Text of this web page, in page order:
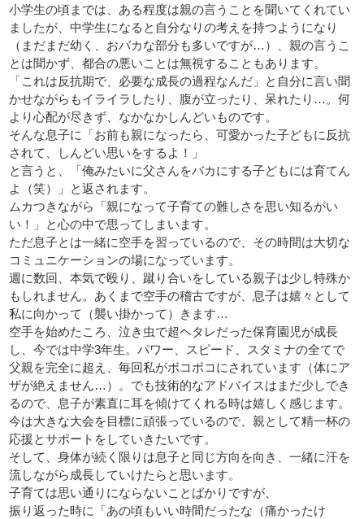
小学生の頃までは、ある程度は親の言うことを聞いてくれてい
ましたが、中学生になると自分なりの考えを持つようになり
（まだまだ幼く、おバカな部分も多いですが…）、親の言うこ
とは聞かず、都合の悪いことは無視することもあります。
「これは反抗期で、必要な成長の過程なんだ」と自分に言い聞
かせながらもイライラしたり、腹が立ったり、呆れたり…。何
より心配が尽きず、なかなかしんどいものです。
そんな息子に「お前も親になったら、可愛かった子どもに反抗
されて、しんどい思いをするよ！」
と言うと、「俺みたいに父さんをバカにする子どもには育てん
よ（笑）」と返されます。
ムカつきながら「親になって子育ての難しさを思い知るがい
い！」と心の中で思ってしまいます。
ただ息子とは一緒に空手を習っているので、その時間は大切な
コミュニケーションの場になっています。
週に数回、本気で殴り、蹴り合いをしている親子は少し特殊か
もしれません。あくまで空手の稽古ですが、息子は嬉々として
私に向かって（襲い掛かって）きます…
空手を始めたころ、泣き虫で超ヘタレだった保育園児が成長
し、今では中学3年生。パワー、スピード、スタミナの全てで
父親を完全に超え、毎回私がボコボコにされています（体にア
ザが絶えません…）。でも技術的なアドバイスはまだ少しでき
るので、息子が素直に耳を傾けてくれる時は嬉しく感じます。
今は大きな大会を目標に頑張っているので、親として精一杯の
応援とサポートをしていきたいです。
そして、身体が続く限りは息子と同じ方向を向き、一緒に汗を
流しながら成長していけたらと思います。
子育ては思い通りにならないことばかりですが、
振り返った時に「あの頃もいい時間だったな（痛かったけ